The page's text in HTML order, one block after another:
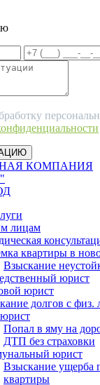
КОМПАНИЯ
лицам
квартиры в
Взыскание
юрист
юрист
долгов с физ.
Попал в яму на
ДТП без страховки
юрист
Взыскание ущерба
квартиры